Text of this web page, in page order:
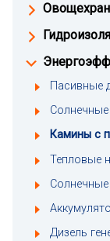
Пасивные
Камины с
Тепловые
Дизель